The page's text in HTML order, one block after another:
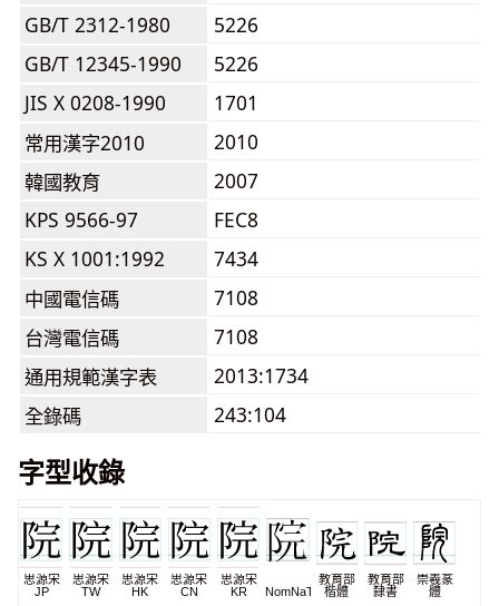
GB/T 2312-1980
5226
GB/T 12345-1990
5226
JIS X 0208-1990
1701
常用漢字2010
2010
韓國教育
2007
KPS 9566-97
FEC8
KS X 1001:1992
7434
中國電信碼
7108
台灣電信碼
7108
通用規範漢字表
2013:1734
全錄碼
243:104
字型收錄
思源宋
JP
思源宋
TW
思源宋
HK
思源宋
CN
思源宋
KR
NomNaTong
教育部
楷體
教育部
隸書
崇羲篆
體